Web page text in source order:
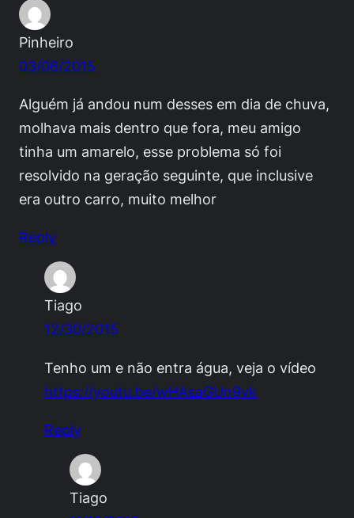
Pinheiro
03/06/2015
Alguém já andou num desses em dia de chuva,
molhava mais dentro que fora, meu amigo
tinha um amarelo, esse problema só foi
resolvido na geração seguinte, que inclusive
era outro carro, muito melhor
Reply
Tiago
12/30/2015
Tenho um e não entra água, veja o vídeo
https://youtu.be/wHAsaGUn9vk
Reply
Tiago